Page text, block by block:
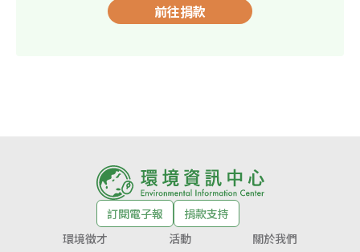
前往捐款
訂閱電子報
捐款支持
環境徵才
活動 關於我們